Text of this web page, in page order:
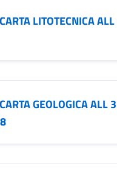
LITOTECNICA
GEOLOGICA ALL 3